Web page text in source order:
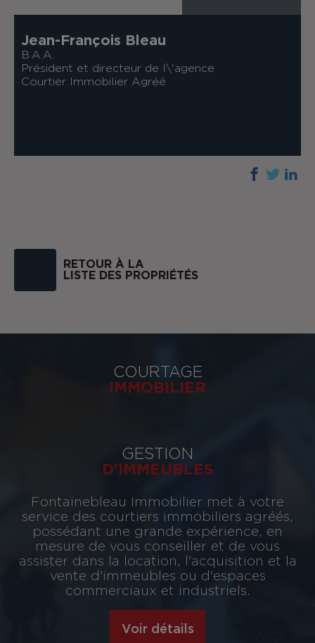
Jean-François Bleau
B.A.A.
Président et directeur de l\'agence
Courtier Immobilier Agréé
RETOUR À LA
LISTE DES PROPRIÉTÉS
COURTAGE
IMMOBILIER
GESTION
D'IMMEUBLES
Fontainebleau Immobilier met à votre
service des courtiers immobiliers agréés,
possédant une grande expérience, en
mesure de vous conseiller et de vous
assister dans la location, l'acquisition et la
vente d'immeubles ou d'espaces
commerciaux et industriels.
Voir détails